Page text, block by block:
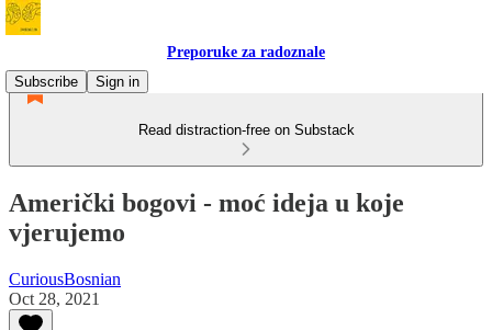
Preporuke za radoznale
Subscribe
Sign in
Read distraction-free on Substack
Američki bogovi - moć ideja u koje
vjerujemo
CuriousBosnian
Oct 28, 2021